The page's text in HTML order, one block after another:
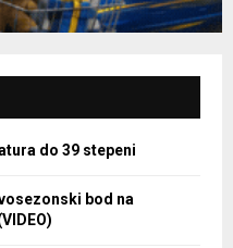
do 39 stepeni
bod na